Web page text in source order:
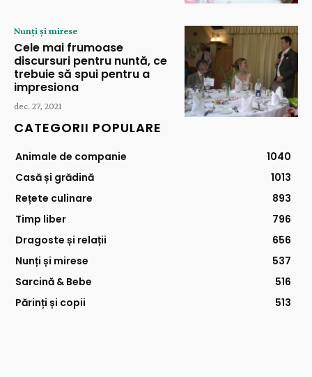
Nunți și mirese
Cele mai frumoase
discursuri pentru nuntă, ce
trebuie să spui pentru a
impresiona
dec. 27, 2021
CATEGORII POPULARE
Animale de companie
1040
Casă și grădină
1013
Rețete culinare
893
Timp liber
796
Dragoste și relații
656
Nunți și mirese
537
Sarcină & Bebe
516
Părinți și copii
513